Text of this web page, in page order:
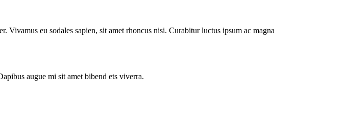
eu sodales sapien, sit amet rhoncus nisi. Curabitur luctus ipsum ac magna
augue mi sit amet bibend ets viverra.